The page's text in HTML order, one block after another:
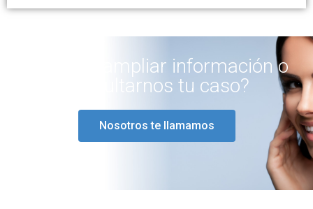
¿Quieres ampliar información o
consultarnos tu caso?
Nosotros te llamamos